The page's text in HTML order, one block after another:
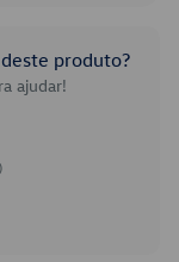
produto?
ajudar!